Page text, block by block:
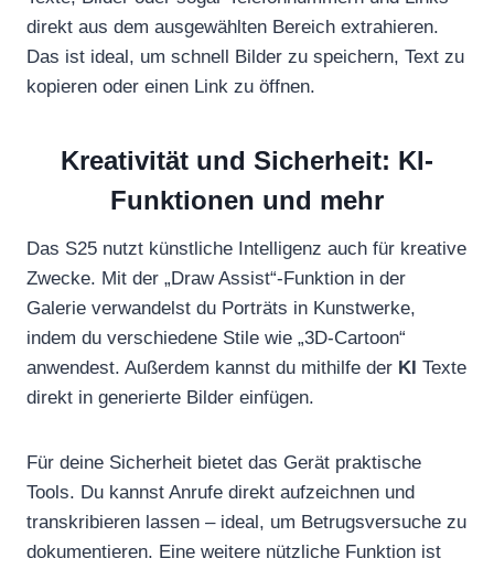
direkt aus dem ausgewählten Bereich extrahieren.
Das ist ideal, um schnell Bilder zu speichern, Text zu
kopieren oder einen Link zu öffnen.
Kreativität und Sicherheit: KI-
Funktionen und mehr
Das S25 nutzt künstliche Intelligenz auch für kreative
Zwecke. Mit der „Draw Assist“-Funktion in der
Galerie verwandelst du Porträts in Kunstwerke,
indem du verschiedene Stile wie „3D-Cartoon“
anwendest. Außerdem kannst du mithilfe der KI Texte
direkt in generierte Bilder einfügen.
Für deine Sicherheit bietet das Gerät praktische
Tools. Du kannst Anrufe direkt aufzeichnen und
transkribieren lassen – ideal, um Betrugsversuche zu
dokumentieren. Eine weitere nützliche Funktion ist